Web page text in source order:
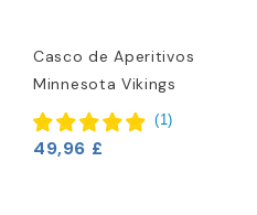
Casco de Aperitivos
Minnesota Vikings
(1)
49,96 £